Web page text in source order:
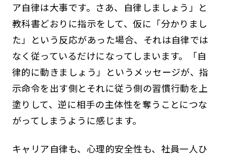
ア自律は大事です。さあ、自律しましょう」と
教科書どおりに指示をして、仮に「分かりまし
た」という反応があった場合、それは自律では
なく従っているだけになってしまいます。「自
律的に動きましょう」というメッセージが、指
示命令を出す側とそれに従う側の習慣行動を上
塗りして、逆に相手の主体性を奪うことにつな
がってしまうように感じます。
キャリア自律も、心理的安全性も、社員一人ひ